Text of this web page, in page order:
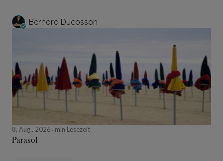
Bernard Ducosson
8, Aug., 2026 min Lesezeit
Parasol